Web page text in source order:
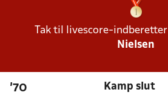
Tak til livescore-indberetter
Nielsen
'70 Kamp slut